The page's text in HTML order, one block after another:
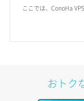
ここでは、ConoHa
おトク